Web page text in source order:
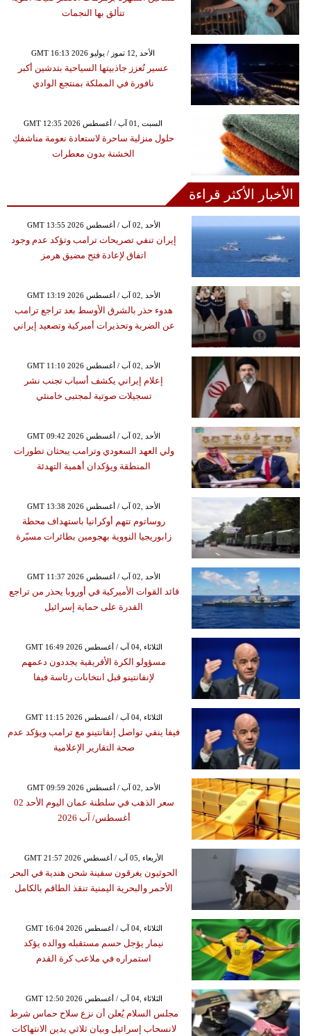
تتألق بها النجمات
GMT 16:13 2026 الأحد ,12 تموز / يوليو
عسير تُعزز جاذبيتها السياحية بتدشين أكبر
نافورة في المملكة بمنتجع الوادي
GMT 12:35 2026 السبت ,01 آب / أغسطس
حلول منزلية ساحرة لاستعادة نعومة مناشفكِ
الخشنة بدون معطرات
الأخبار الأكثر قراءة
GMT 13:55 2026 الأحد ,02 آب / أغسطس
إيران تنفي تصريحات ترامب وتؤكد عدم وجود
اتفاق لإعادة فتح مضيق هرمز
GMT 13:19 2026 الأحد ,02 آب / أغسطس
هدوء حذر بالشرق الأوسط بعد تراجع ترامب
عن الضربة وتحذيرات أميركية وتصعيد إيراني
GMT 11:10 2026 الأحد ,02 آب / أغسطس
إعلام إيراني يكشف أسباب تجنب نشر
تسجيلات صوتية لمجتبى خامنئي
GMT 09:42 2026 الأحد ,02 آب / أغسطس
ولي العهد السعودي وترامب يبحثان تطورات
المنطقة ويؤكدان أهمية التهدئة
GMT 13:38 2026 الأحد ,02 آب / أغسطس
روساتوم تتهم أوكرانيا باستهداف محطة
زابوريجيا النووية بهجومين بطائرات مسيّرة
GMT 11:37 2026 الأحد ,02 آب / أغسطس
قائد القوات الأميركية في أوروبا يحذر من تراجع
القدرة على حماية إسرائيل
GMT 16:49 2026 الثلاثاء ,04 آب / أغسطس
مسؤولو الكرة الأفريقية يجددون دعمهم
لإنفانتينو قبل انتخابات رئاسة فيفا
GMT 11:15 2026 الثلاثاء ,04 آب / أغسطس
فيفا ينفي تواصل إنفانتينو مع ترامب ويؤكد عدم
صحة التقارير الإعلامية
GMT 09:59 2026 الأحد ,02 آب / أغسطس
سعر الذهب في سلطنة عمان اليوم الأحد 02
أغسطس/ آب 2026
GMT 21:57 2026 الأربعاء ,05 آب / أغسطس
الحوثيون يغرقون سفينة شحن هندية في البحر
الأحمر والبحرية اليمنية تنقذ الطاقم بالكامل
GMT 16:04 2026 الثلاثاء ,04 آب / أغسطس
نيمار يؤجل حسم مستقبله ووالده يؤكد
استمراره في ملاعب كرة القدم
GMT 12:50 2026 الثلاثاء ,04 آب / أغسطس
مجلس السلام يُعلن أن نزع سلاح حماس شرط
لانسحاب إسرائيل وبيان ثلاثي يدين الانتهاكات